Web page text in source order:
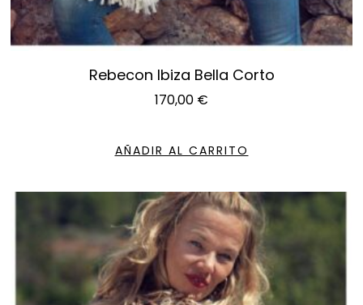
Rebecon Ibiza Bella Corto
170,00 €
AÑADIR AL CARRITO